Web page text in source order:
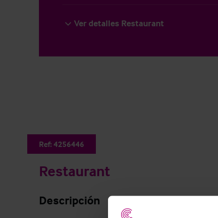
Ver detalles Restaurant
Ref: 4256446
Restaurant
Descripción